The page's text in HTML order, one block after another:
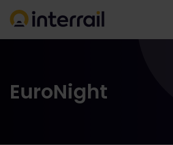
EuroNight